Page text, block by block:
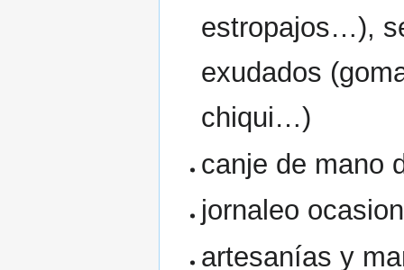
estropajos…),
exudados
chiqui…)
canje de mano
jornaleo
artesanías y